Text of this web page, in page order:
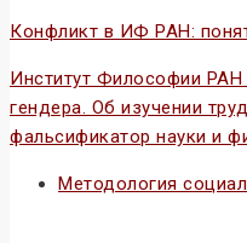
Конфликт в ИФ РАН:
Институт Философии РАН
гендера. Об изучении
фальсификатор науки и
Методология